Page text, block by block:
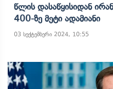
Წლის Დასაწყისიდან
400-Ზე Მეტი Ადამიანი
03 სექტემბერი 2024, 10:55